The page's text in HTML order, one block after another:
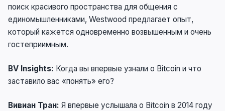
поиск красивого пространства для общения с
единомышленниками, Westwood предлагает опыт,
который кажется одновременно возвышенным и очень
гостеприимным.
BV Insights: Когда вы впервые узнали о Bitcoin и что
заставило вас «понять» его?
Вивиан Тран: Я впервые услышала о Bitcoin в 2014 году